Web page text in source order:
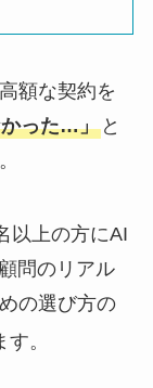
額な契約を
かった…」と
以上の方にAI
問のリアル
の選び方の
。